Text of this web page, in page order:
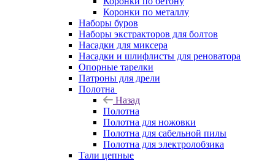
Коронки по металлу
Наборы буров
Наборы экстракторов для болтов
Насадки для миксера
Насадки и шлифлисты для реноватора
Опорные тарелки
Патроны для дрели
Полотна
Назад
Полотна
Полотна для ножовки
Полотна для сабельной пилы
Полотна для электролобзика
Тали цепные